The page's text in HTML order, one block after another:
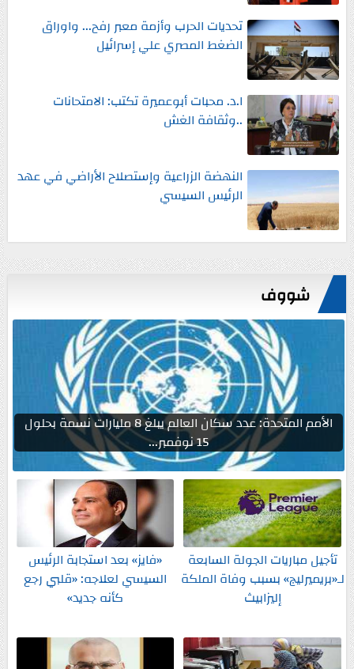
تحديات الحرب وأزمة معبر رفح... واوراق
الضغط المصري علي إسرائيل
ا.د. محبات أبوعميرة تكتب: الامتحانات
..وثقافة الغش
النهضة الزراعية وإستصلاح الأراضي في عهد
الرئيس السيسي
شووف
الأمم المتحدة: عدد سكان العالم يبلغ 8 مليارات نسمة بحلول
15 نوفمبر...
تأجيل مباريات الجولة السابعة
لـ«بريميرليج» بسبب وفاة الملكة
إليزابيث
«فايز» بعد استجابة الرئيس
السيسي لعلاجه: «قلبي رجع
كأنه جديد»